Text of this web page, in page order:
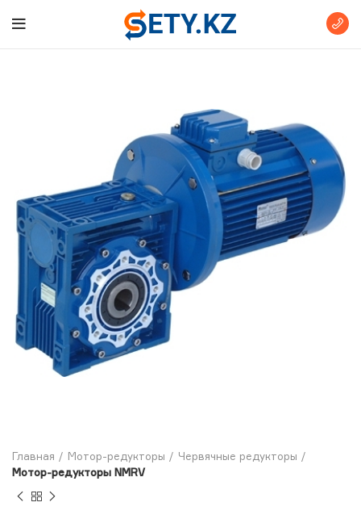
Главная Мотор-редукторы
Червячные редукторы
Мотор-редукторы NMRV